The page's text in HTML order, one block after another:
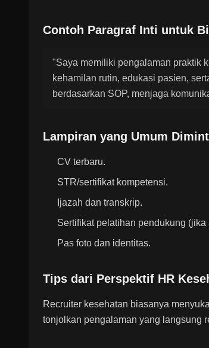
Contoh Paragraf Inti untuk
"Saya memiliki pengalaman praktik
kehamilan rutin, edukasi pasien,
berdasarkan SOP, menjaga
Lampiran yang Umum
CV terbaru.
STR/sertifikat kompetensi.
Ijazah dan transkrip.
Sertifikat pelatihan pendukung (jika
Pas foto dan identitas.
Tips dari Perspektif HR
Recruiter kesehatan biasanya
tonjolkan pengalaman yang langsung